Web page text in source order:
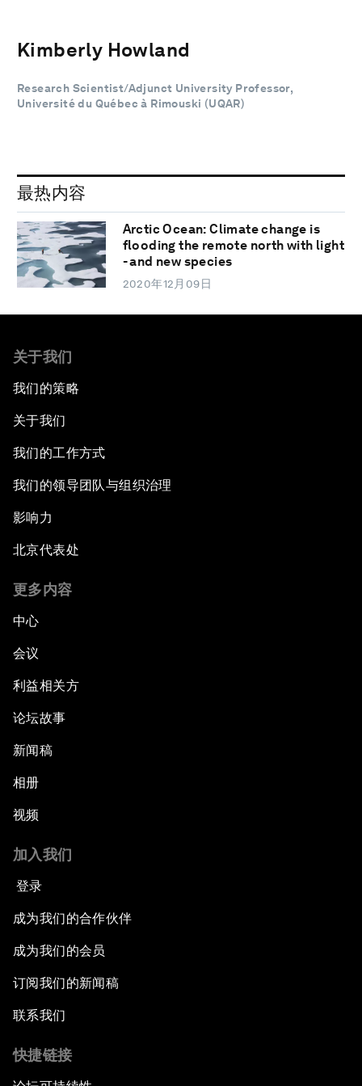
Kimberly Howland
Research Scientist/Adjunct University Professor,
Université du Québec à Rimouski (UQAR)
最热内容
Arctic Ocean: Climate change is
flooding the remote north with light
- and new species
2020年12月09日
关于我们
我们的策略
关于我们
我们的工作方式
我们的领导团队与组织治理
影响力
北京代表处
更多内容
中心
会议
利益相关方
论坛故事
新闻稿
相册
视频
加入我们
登录
成为我们的合作伙伴
成为我们的会员
订阅我们的新闻稿
联系我们
快捷链接